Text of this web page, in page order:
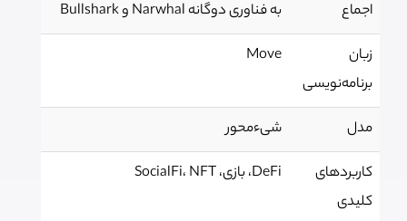
اجماع
به فناوری دوگانه Narwhal و Bullshark
زبان
برنامه‌نویسی
Move
مدل
شیء‌محور
کاربردهای
کلیدی
DeFi، بازی، SocialFi، NFT